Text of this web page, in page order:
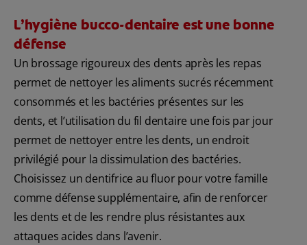
L’hygiène bucco-dentaire est une bonne
défense
Un brossage rigoureux des dents après les repas
permet de nettoyer les aliments sucrés récemment
consommés et les bactéries présentes sur les
dents, et l’utilisation du fil dentaire une fois par jour
permet de nettoyer entre les dents, un endroit
privilégié pour la dissimulation des bactéries.
Choisissez un dentifrice au fluor pour votre famille
comme défense supplémentaire, afin de renforcer
les dents et de les rendre plus résistantes aux
attaques acides dans l’avenir.